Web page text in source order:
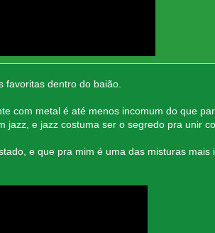
favoritas dentro do baião.
com metal é até menos incomum do que
e jazz costuma ser o segredo pra unir
e que pra mim é uma das misturas